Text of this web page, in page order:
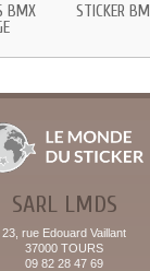
BMX
STICKER
SARL LMDS
23, rue Edouard Vaillant
37000 TOURS
09 82 28 47 69